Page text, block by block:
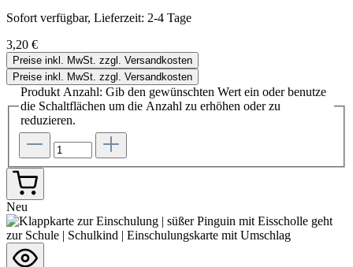
Sofort verfügbar, Lieferzeit: 2-4 Tage
3,20 €
Preise inkl. MwSt. zzgl. Versandkosten
Preise inkl. MwSt. zzgl. Versandkosten
Produkt Anzahl: Gib den gewünschten Wert ein oder benutze
die Schaltflächen um die Anzahl zu erhöhen oder zu
reduzieren.
Neu